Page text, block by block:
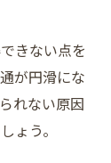
きない点を
が円滑にな
れない原因
ょう。